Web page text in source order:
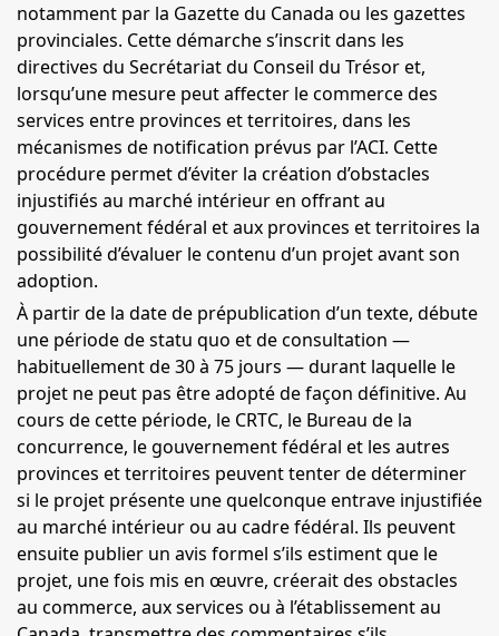
notamment par la Gazette du Canada ou les gazettes
provinciales. Cette démarche s’inscrit dans les
directives du Secrétariat du Conseil du Trésor et,
lorsqu’une mesure peut affecter le commerce des
services entre provinces et territoires, dans les
mécanismes de notification prévus par l’ACI. Cette
procédure permet d’éviter la création d’obstacles
injustifiés au marché intérieur en offrant au
gouvernement fédéral et aux provinces et territoires la
possibilité d’évaluer le contenu d’un projet avant son
adoption.
À partir de la date de prépublication d’un texte, débute
une période de statu quo et de consultation —
habituellement de 30 à 75 jours — durant laquelle le
projet ne peut pas être adopté de façon définitive. Au
cours de cette période, le CRTC, le Bureau de la
concurrence, le gouvernement fédéral et les autres
provinces et territoires peuvent tenter de déterminer
si le projet présente une quelconque entrave injustifiée
au marché intérieur ou au cadre fédéral. Ils peuvent
ensuite publier un avis formel s’ils estiment que le
projet, une fois mis en œuvre, créerait des obstacles
au commerce, aux services ou à l’établissement au